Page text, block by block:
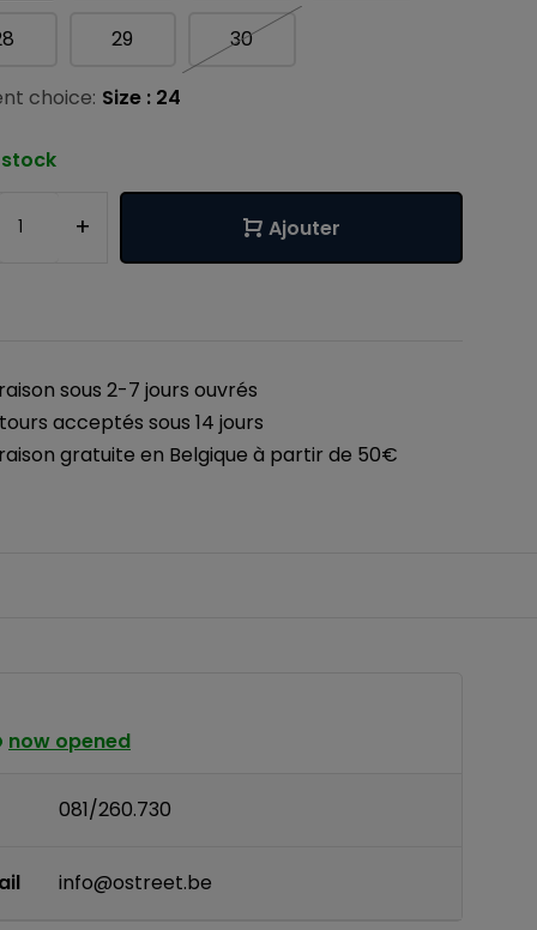
29 30
choice: Size : 24
stock
+ Ajouter
sous 2-7 jours ouvrés
acceptés sous 14 jours
gratuite en Belgique à partir de 50€
now opened
081/260.730
info@ostreet.be